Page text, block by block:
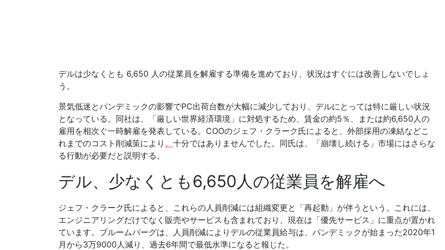
デルは少なくとも 6,650 人の従業員を解雇する準備を進めており、状況はすぐには改善しないでしょ
う。
景気低迷とパンデミックの影響でPC出荷台数が大幅に減少しており、デルにとっては特に厳しい状況
となっている。同社は、「厳しい世界経済環境」に対処するため、賃金の約5％、または約6,650人の
雇用を相次ぐ一時解雇を発表している。COOのジェフ・クラーク氏によると、外部採用の凍結などこ
れまでのコスト削減策により 、 十分ではありませんでした。同氏は、「崩壊し続ける」市場にはさらな
る行動が必要だと説明する。
デル、少なくとも6,650人の従業員を解雇へ
ジェフ・クラーク氏によると、これらの人員削減には組織変更と「再起動」が伴うという。これには、
エンジニアリングだけでなく販売やサービスも含まれており、現在は「優先サービス」に重点が置かれ
ています。ブルームバーグは、人員削減によりデルの従業員給与は、パンデミックが始まった2020年1
月から3万9000人減り、過去6年間で最低水準になると報じた。